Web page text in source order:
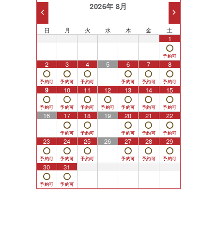
2026年 8月
日 月 火 水 木 金 土
1
2 3 4 5 6 7 8
9 10 11 12 13 14 15
16 17 18 19 20 21 22
23 24 25 26 27 28 29
30 31